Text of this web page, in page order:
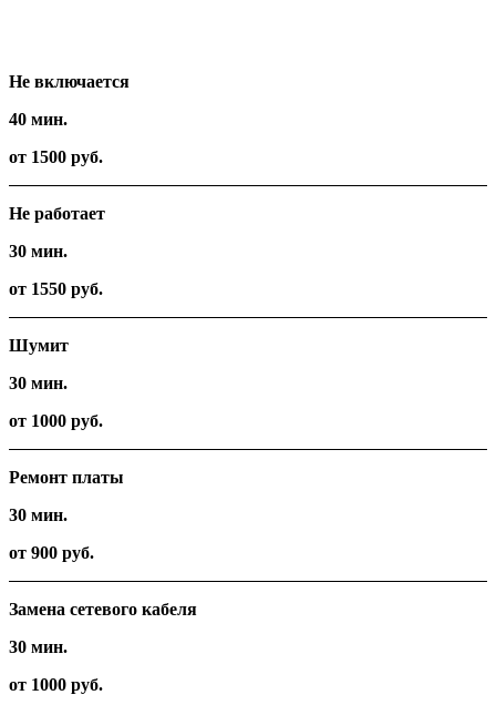
Не включается
40 мин.
от 1500 руб.
Не работает
30 мин.
от 1550 руб.
Шумит
30 мин.
от 1000 руб.
Ремонт платы
30 мин.
от 900 руб.
Замена сетевого кабеля
30 мин.
от 1000 руб.